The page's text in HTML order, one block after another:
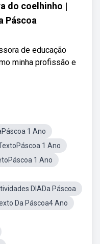
do coelhinho |
Páscoa
de educação
minha profissão e
1 Ano
1 Ano
1 Ano
DIADa Páscoa
Da Páscoa4 Ano